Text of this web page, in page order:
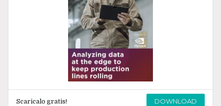
Scaricalo gratis! DOWNLOAD